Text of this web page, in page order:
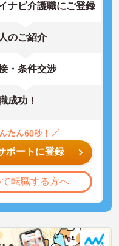
ナビ介護職にご登録
のご紹介
・条件交渉
成功！
ポートに登録
転職する方へ